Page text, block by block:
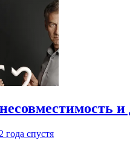
2 года спустя